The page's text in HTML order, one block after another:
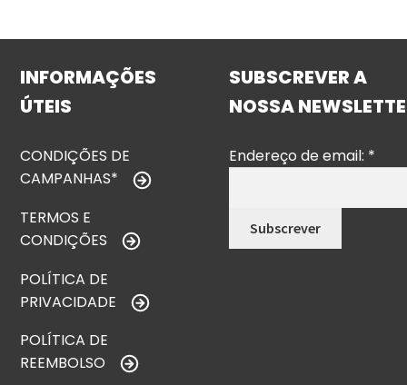
INFORMAÇÕES
ÚTEIS
CONDIÇÕES DE
CAMPANHAS*
TERMOS E
CONDIÇÕES
POLÍTICA DE
PRIVACIDADE
POLÍTICA DE
REEMBOLSO
SUBSCREVER A
NOSSA
Endereço de email: *